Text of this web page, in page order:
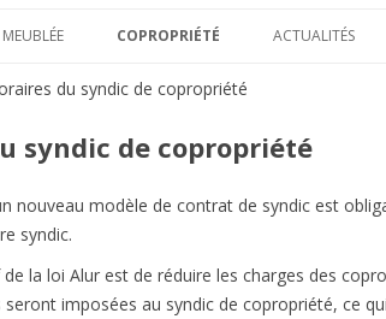
COPROPRIÉTÉ ACTUALITÉS
du syndic de copropriété
syndic de copropriété
nouveau modèle de contrat de syndic est
syndic.
de la loi Alur est de réduire les charges des
imposées au syndic de copropriété, ce